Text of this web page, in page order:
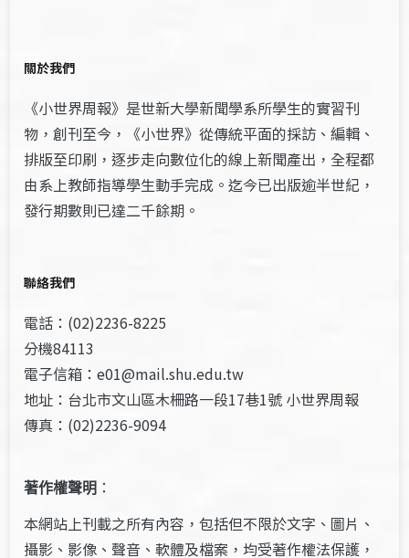
關於我們
《小世界周報》是世新大學新聞學系所學生的實習刊
物，創刊至今，《小世界》從傳統平面的採訪、編輯、
排版至印刷，逐步走向數位化的線上新聞產出，全程都
由系上教師指導學生動手完成。迄今已出版逾半世紀，
發行期數則已達二千餘期。
聯絡我們
電話：(02)2236-8225
分機84113
電子信箱：e01@mail.shu.edu.tw
地址：台北市文山區木柵路一段17巷1號 小世界周報
傳真：(02)2236-9094
著作權聲明 ：
本網站上刊載之所有內容，包括但不限於文字、圖片、
攝影、影像、聲音、軟體及檔案，均受著作權法保護，